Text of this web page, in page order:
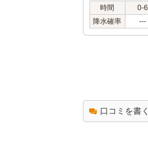
時間 0-6
降水確率
---
口コミを書く